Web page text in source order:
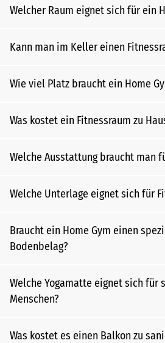
Welcher Raum eignet sich für ein
Kann man im Keller einen
Wie viel Platz braucht ein Home
Was kostet ein Fitnessraum zu
Welche Ausstattung braucht man
Welche Unterlage eignet sich für
Braucht ein Home Gym einen
Bodenbelag?
Welche Yogamatte eignet sich für
Menschen?
Was kostet es einen Balkon zu